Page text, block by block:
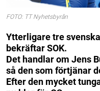
FOTO: TT Nyhetsbyrån
Ytterligare tre
bekräftar SOK.
Det handlar om Jens
så den som förtjänar
Efter den mycket